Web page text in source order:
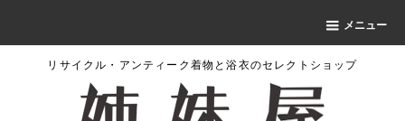
メニュー
リサイクル・アンティーク着物と浴衣のセレクトショップ